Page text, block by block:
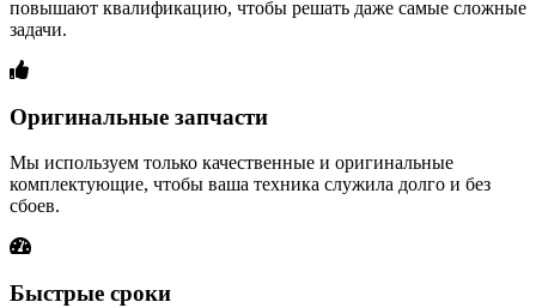
повышают квалификацию, чтобы решать даже самые сложные
задачи.
Оригинальные запчасти
Мы используем только качественные и оригинальные
комплектующие, чтобы ваша техника служила долго и без
сбоев.
Быстрые сроки